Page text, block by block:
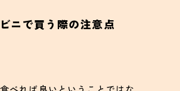
ニで買う際の注意点